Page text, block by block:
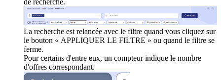
de recherche.
La recherche est relancée avec le filtre quand vous cliquez sur
le bouton « APPLIQUER LE FILTRE » ou quand le filtre se
ferme.
Pour certains d'entre eux, un compteur indique le nombre
d'offres correspondant.